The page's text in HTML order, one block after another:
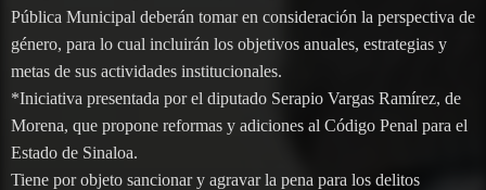
Pública Municipal deberán tomar en consideración la perspectiva de
género, para lo cual incluirán los objetivos anuales, estrategias y
metas de sus actividades institucionales.
*Iniciativa presentada por el diputado Serapio Vargas Ramírez, de
Morena, que propone reformas y adiciones al Código Penal para el
Estado de Sinaloa.
Tiene por objeto sancionar y agravar la pena para los delitos